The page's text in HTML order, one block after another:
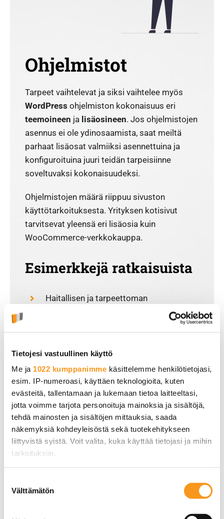
Tietojesi vastuullinen käyttö
Me ja 1022 kumppanimme käsittelemme henkilötietojasi,
esim. IP-numeroasi, käyttäen teknologioita, kuten
evästeitä, tallentamaan ja lukemaan tietoa laitteeltasi,
jotta voimme tarjota personoituja mainoksia ja sisältöjä,
tehdä mainosten ja sisältöjen mittauksia, saada
näkemyksiä kohdeyleisöstä sekä tuotekehitykseen
liittyvistä syistä. Voit valita, kuka käyttää tietojasi ja mihin
tarkoituksiin.
Kerätä tietoja maantieteellisestä sijainnistasi,
valinta
Välttämätön
Ohjelmistot
Tarpeet vaihtelevat ja siksi vaihtelee myös
WordPress ohjelmiston kokonaisuus eri
teemoineen ja lisäosineen. Jos ohjelmistojen
asennus ei ole ydinosaamista, saat meiltä
parhaat lisäosat valmiiksi asennettuina ja
konfiguroituina juuri teidän tarpeisiinne
soveltuvaksi kokonaisuudeksi.
Ohjelmistojen määrä riippuu sivuston
käyttötarkoituksesta. Yrityksen kotisivut
tarvitsevat yleensä eri lisäosia kuin
WooCommerce-verkkokauppa.
Esimerkkejä ratkaisuista
Haitallisen ja tarpeettoman
bottiliikenteen rajaaminen sivustolta
WordPress-kehitysympäristö
WordPress Toolkit Deluxe – cPanelin
kattavin hallinta- ja automaatiopalvelu
WP-sivustoille
TILAA
Wordfence Premium – tietoturvalisäosa
(14,39€/kk +alv)
LUE LISÄÄ
OTA YHTEYTTÄ MYYNTIIN